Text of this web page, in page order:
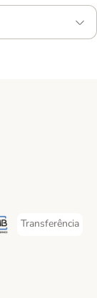
Method
MethodPayment
Transferência
Transferência